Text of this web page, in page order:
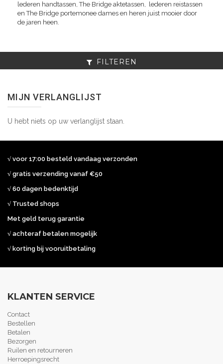
lederen handtassen, The Bridge aktetassen, lederen reistassen
en The Bridge portemonee dames en heren juist mooier door
de jaren heen.
FILTEREN
MIJN VERLANGLIJST
U hebt niets op uw verlanglijst staan.
√ voor 17:00 besteld vandaag verzonden
√ gratis verzending vanaf €50
√ 60 dagen bedenktijd
√ Trusted shops
Met geld terug garantie
√ achteraf betalen mogelijk
√ korting bij vooruitbetaling
KLANTEN SERVICE
Contact
Bestellen
Betalen
Bezorgen
Ruilen en retourneren
Herroepingsrecht